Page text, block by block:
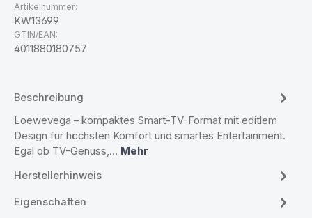
Artikelnummer:
KW13699
GTIN/EAN:
4011880180757
Beschreibung
Loewevega – kompaktes Smart-TV-Format mit editlem
Design für höchsten Komfort und smartes Entertainment.
Egal ob TV-Genuss,… Mehr
Herstellerhinweis
Eigenschaften